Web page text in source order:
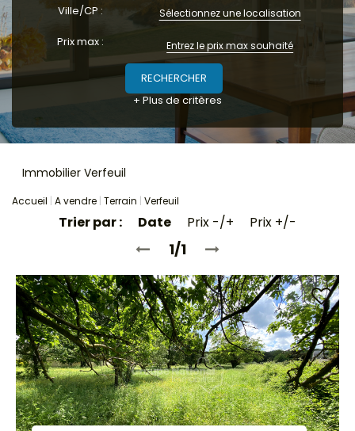
Locaux commerciaux
L'agence
Ville/CP : Sélectionnez une localisation
Prix max :
+ Plus de critères
Immobilier Verfeuil
Accueil A vendre Terrain Verfeuil
Trier par : Date Prix -/+ Prix +/-
1/1